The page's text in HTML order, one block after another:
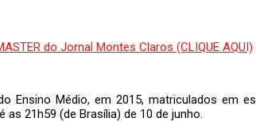
Médio, em 2015, matriculados em
21h59 (de Brasília) de 10 de junho.